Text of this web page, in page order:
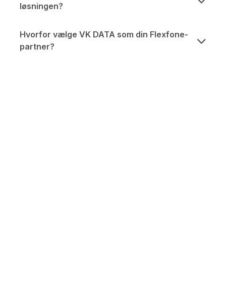
løsningen?
Hvorfor vælge VK DATA som din Flexfone-
partner?